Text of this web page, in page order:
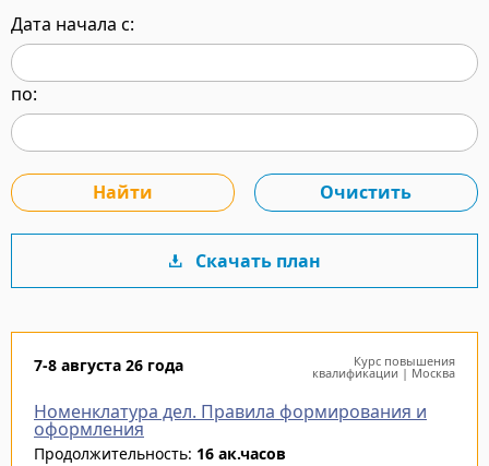
Дата начала с:
по:
Скачать план
7-8 августа 26 года Курс повышения
квалификации | Москва
Номенклатура дел. Правила формирования и
оформления
Продолжительность: 16 ак.часов